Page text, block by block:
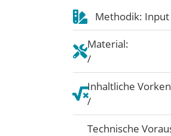
Methodik:
Material:
/
Inhaltliche
/
Technische